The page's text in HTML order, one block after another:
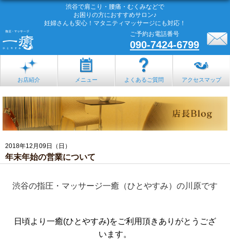
渋谷で肩こり・腰痛・むくみなどで
お困りの方におすすめサロン♪
妊婦さんも安心！マタニティマッサージにも対応！
ご予約お電話番号
090-7424-6799
お店紹介 メニュー よくあるご質問 アクセスマップ
2018年12月09日（日）
年末年始の営業について
渋谷の指圧・マッサージ一癒（ひとやすみ）の川原です
日頃より一癒(ひとやすみ)をご利用頂きありがとうござ
います。